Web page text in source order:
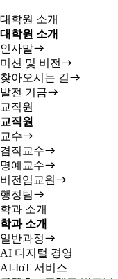
대학원 소개
대학원 소개
인사말
미션 및 비전
찾아오시는 길
발전 기금
교직원
교직원
교수
겸직교수
명예교수
비전임교원
행정팀
학과 소개
학과 소개
일반과정
AI 디지털 경영
AI-IoT 서비스